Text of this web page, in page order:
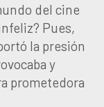
del cine
Pues,
la presión
y
prometedora